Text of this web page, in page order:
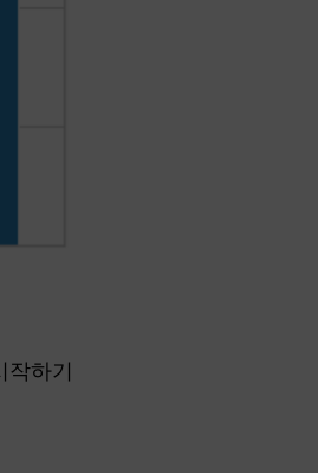
작하기